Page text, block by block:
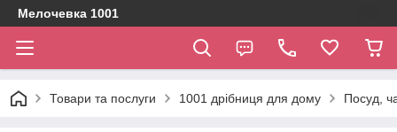
Мелочевка 1001
Товари та послуги 1001 дрібниця для дому Посуд,